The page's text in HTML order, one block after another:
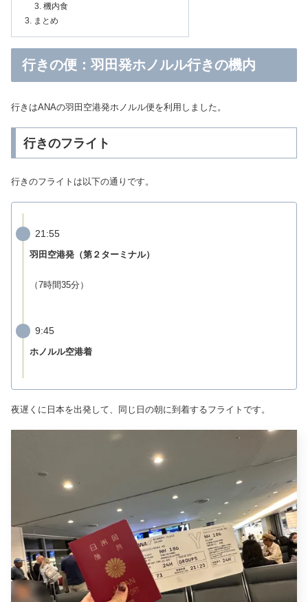
機内食
まとめ
行きの便：羽田発ホノルル行きの機内
行きはANAの羽田空港発ホノルル便を利用しました。
行きのフライト
行きのフライトは以下の通りです。
21:55
羽田空港発（第２ターミナル）
（7時間35分）
9:45
ホノルル空港着
夜遅くに日本を出発して、同じ日の朝に到着するフライトです。